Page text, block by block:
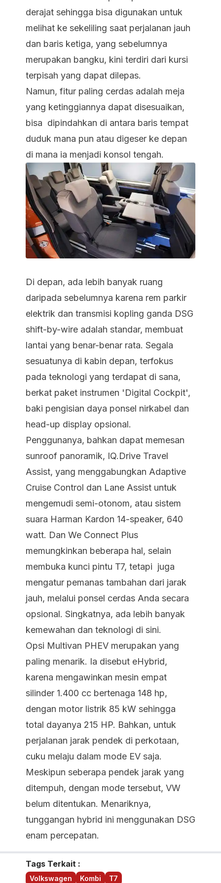
derajat sehingga bisa digunakan untuk
melihat ke sekeliling saat perjalanan jauh
dan baris ketiga, yang sebelumnya
merupakan bangku, kini terdiri dari kursi
terpisah yang dapat dilepas.
Namun, fitur paling cerdas adalah meja
yang ketinggiannya dapat disesuaikan,
bisa dipindahkan di antara baris tempat
duduk mana pun atau digeser ke depan
di mana ia menjadi konsol tengah.
Di depan, ada lebih banyak ruang
daripada sebelumnya karena rem parkir
elektrik dan transmisi kopling ganda DSG
shift-by-wire adalah standar, membuat
lantai yang benar-benar rata. Segala
sesuatunya di kabin depan, terfokus
pada teknologi yang terdapat di sana,
berkat paket instrumen 'Digital Cockpit',
baki pengisian daya ponsel nirkabel dan
head-up display opsional.
Penggunanya, bahkan dapat memesan
sunroof panoramik, IQ.Drive Travel
Assist, yang menggabungkan Adaptive
Cruise Control dan Lane Assist untuk
mengemudi semi-otonom, atau sistem
suara Harman Kardon 14-speaker, 640
watt. Dan We Connect Plus
memungkinkan beberapa hal, selain
membuka kunci pintu T7, tetapi juga
mengatur pemanas tambahan dari jarak
jauh, melalui ponsel cerdas Anda secara
opsional. Singkatnya, ada lebih banyak
kemewahan dan teknologi di sini.
Opsi Multivan PHEV merupakan yang
paling menarik. Ia disebut eHybrid,
karena mengawinkan mesin empat
silinder 1.400 cc bertenaga 148 hp,
dengan motor listrik 85 kW sehingga
total dayanya 215 HP. Bahkan, untuk
perjalanan jarak pendek di perkotaan,
cuku melaju dalam mode EV saja.
Meskipun seberapa pendek jarak yang
ditempuh, dengan mode tersebut, VW
belum ditentukan. Menariknya,
tunggangan hybrid ini menggunakan DSG
enam percepatan.